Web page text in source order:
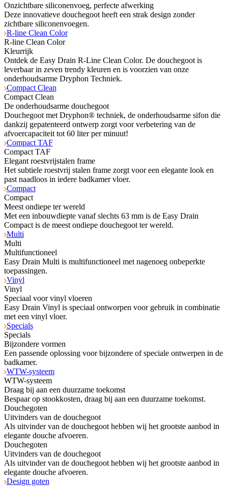
Onzichtbare siliconenvoeg, perfecte afwerking
Deze innovatieve douchegoot heeft een strak design zonder
zichtbare siliconenvoegen.
R-line Clean Color
R-line Clean Color
Kleurrijk
Ontdek de Easy Drain R-Line Clean Color. De douchegoot is
leverbaar in zeven trendy kleuren en is voorzien van onze
onderhoudsarme Dryphon Techniek.
Compact Clean
Compact Clean
De onderhoudsarme douchegoot
Douchegoot met Dryphon® techniek, de onderhoudsarme sifon die
dankzij gepatenteerd ontwerp zorgt voor verbetering van de
afvoercapaciteit tot 60 liter per minuut!
Compact TAF
Compact TAF
Elegant roestvrijstalen frame
Het subtiele roestvrij stalen frame zorgt voor een elegante look en
past naadloos in iedere badkamer vloer.
Compact
Compact
Meest ondiepe ter wereld
Met een inbouwdiepte vanaf slechts 63 mm is de Easy Drain
Compact is de meest ondiepe douchegoot ter wereld.
Multi
Multi
Multifunctioneel
Easy Drain Multi is multifunctioneel met nagenoeg onbeperkte
toepassingen.
Vinyl
Vinyl
Speciaal voor vinyl vloeren
Easy Drain Vinyl is speciaal ontworpen voor gebruik in combinatie
met een vinyl vloer.
Specials
Specials
Bijzondere vormen
Een passende oplossing voor bijzondere of speciale ontwerpen in de
badkamer.
WTW-systeem
WTW-systeem
Draag bij aan een duurzame toekomst
Bespaar op stookkosten, draag bij aan een duurzame toekomst.
Douchegoten
Uitvinders van de douchegoot
Als uitvinder van de douchegoot hebben wij het grootste aanbod in
elegante douche afvoeren.
Douchegoten
Uitvinders van de douchegoot
Als uitvinder van de douchegoot hebben wij het grootste aanbod in
elegante douche afvoeren.
Design goten